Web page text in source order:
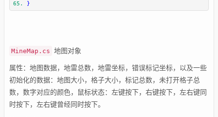
}
MineMap.cs 地图对象
属性：地图数据，地雷总数，地雷坐标，错误标记坐标，以及一些
初始化的数据：地图大小，格子大小，标记总数，未打开格子总
数，数字对应的颜色，鼠标状态：左键按下，右键按下，左右键同
时按下，左右键曾经同时按下。